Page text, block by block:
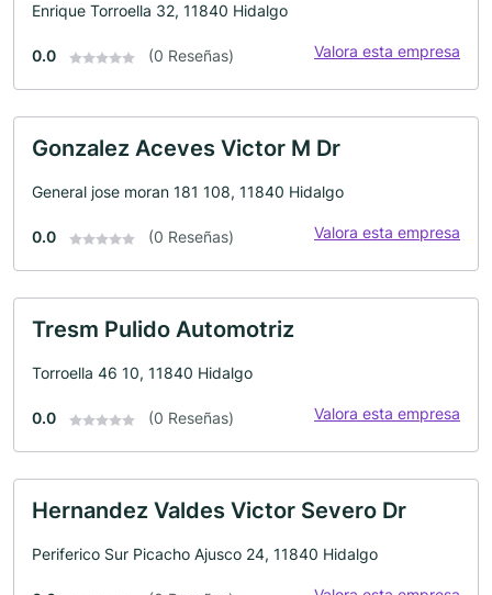
Enrique Torroella 32, 11840 Hidalgo
0.0 (0 Reseñas) Valora esta empresa
Gonzalez Aceves Victor M Dr
General jose moran 181 108, 11840 Hidalgo
0.0 (0 Reseñas) Valora esta empresa
Tresm Pulido Automotriz
Torroella 46 10, 11840 Hidalgo
0.0 (0 Reseñas) Valora esta empresa
Hernandez Valdes Victor Severo Dr
Periferico Sur Picacho Ajusco 24, 11840 Hidalgo